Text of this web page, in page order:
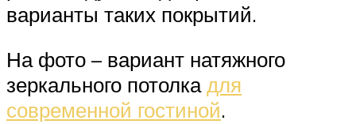
варианты таких покрытий.
На фото – вариант натяжного
зеркального потолкадля
современной гостиной.